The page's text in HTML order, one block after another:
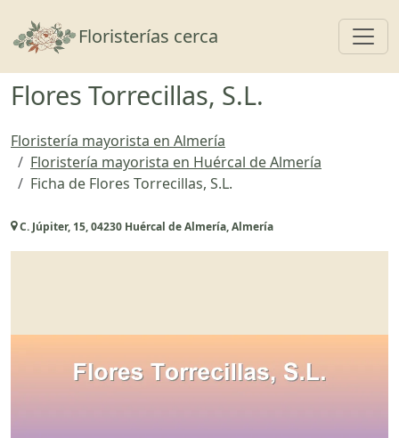
Floristerías cerca
Flores Torrecillas, S.L.
Floristería mayorista en Almería
Floristería mayorista en Huércal de Almería
Ficha de Flores Torrecillas, S.L.
C. Júpiter, 15, 04230 Huércal de Almería, Almería